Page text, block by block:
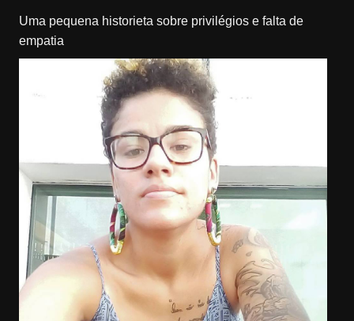
Uma pequena historieta sobre privilégios e falta de
empatia